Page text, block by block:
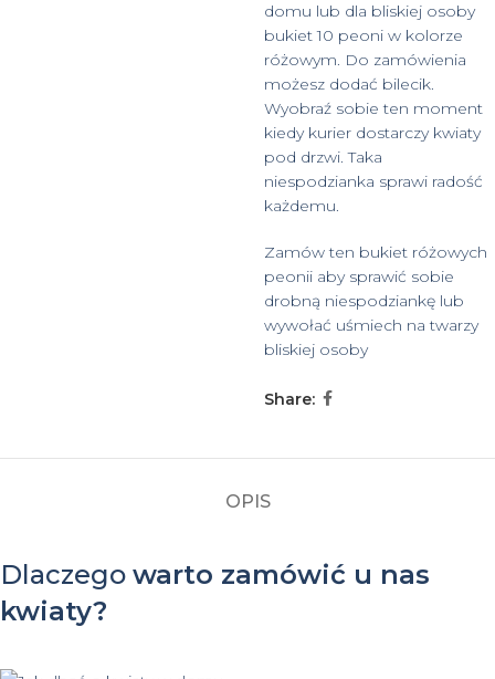
domu lub dla bliskiej osoby
bukiet 10 peoni w kolorze
różowym. Do zamówienia
możesz dodać bilecik.
Wyobraź sobie ten moment
kiedy kurier dostarczy kwiaty
pod drzwi. Taka
niespodzianka sprawi radość
każdemu.
Zamów ten bukiet różowych
peonii aby sprawić sobie
drobną niespodziankę lub
wywołać uśmiech na twarzy
bliskiej osoby
Share:
OPIS
Dlaczego warto zamówić u nas
kwiaty?